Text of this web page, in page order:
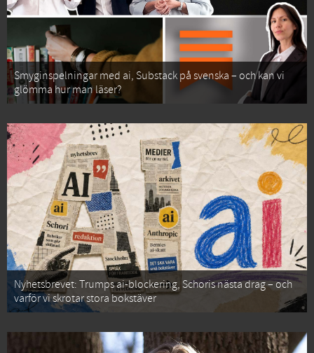
Smyginspelningar med ai, Substack på svenska – och kan vi
glömma hur man läser?
Nyhetsbrevet: Trumps ai-blockering, Schoris nästa drag – och
varför vi skrotar stora bokstäver